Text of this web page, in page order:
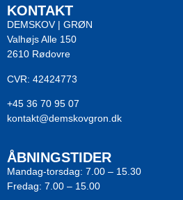
KONTAKT
DEMSKOV | GRØN
Valhøjs Alle 150
2610 Rødovre
CVR: 42424773
+45 36 70 95 07
kontakt@demskovgron.dk
ÅBNINGSTIDER
Mandag-torsdag: 7.00 – 15.30
Fredag: 7.00 – 15.00